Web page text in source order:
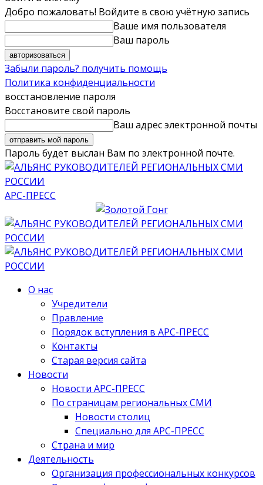
Добро пожаловать! Войдите в свою учётную запись
Ваше имя пользователя
Ваш пароль
Забыли пароль? получить помощь
Политика конфиденциальности
восстановление пароля
Восстановите свой пароль
Ваш адрес электронной почты
Пароль будет выслан Вам по электронной почте.
АРС-ПРЕСС
О нас
Учредители
Правление
Порядок вступления в АРС-ПРЕСС
Контакты
Старая версия сайта
Новости
Новости АРС-ПРЕСС
По страницам региональных СМИ
Новости столиц
Специально для АРС-ПРЕСС
Страна и мир
Деятельность
Организация профессиональных конкурсов